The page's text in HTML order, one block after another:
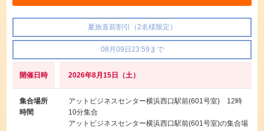
夏旅直前割引（2名様限定）
08月09日23:59まで
開催日時 2026年8月15日（土）
集合場所
時間
アットビジネスセンター横浜西口駅前(601号室) 12時
10分集合
アットビジネスセンター横浜西口駅前(601号室)の集合場